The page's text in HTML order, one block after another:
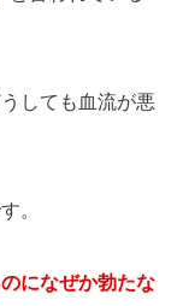
しても血流が悪
。
になぜか勃たな